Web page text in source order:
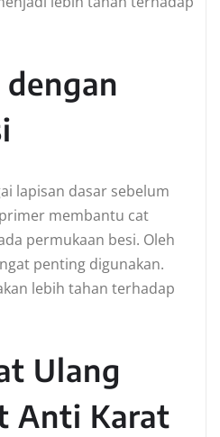
lapisan dasar sebelum
membantu cat
permukaan besi. Oleh
penting digunakan.
lebih tahan terhadap
Ulang
Anti Karat